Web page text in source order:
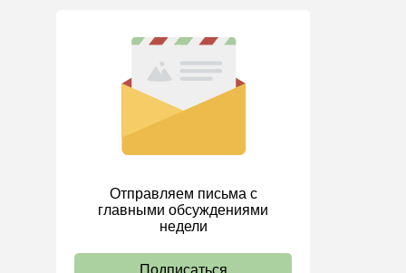
Отправляем письма с
главными обсуждениями
недели
Подписаться